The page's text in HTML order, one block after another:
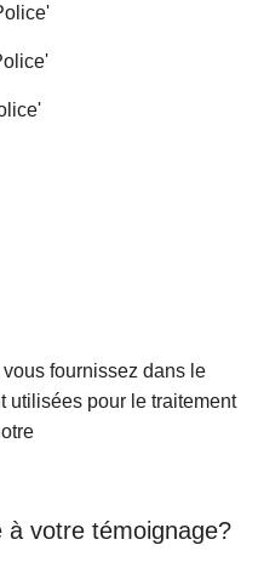
fournissez dans le
utilisées pour le traitement
à votre témoignage?